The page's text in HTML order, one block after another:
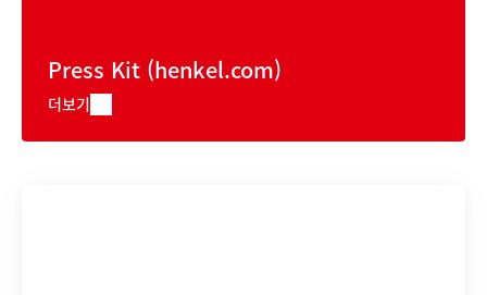
Press Kit (henkel.com)
더보기